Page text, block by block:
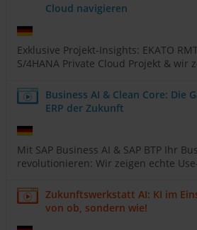
Cloud navigieren
Exklusive Projekt-Insights: EKATO
S/4HANA Private Cloud Projekt & wir
Business AI & Clean Core: Die
ERP der Zukunft
Mit SAP Business AI & SAP BTP Ihr
revolutionieren: Wir zeigen echte
Zukunftswerkstatt AI: KI im
von ob, sondern wie!